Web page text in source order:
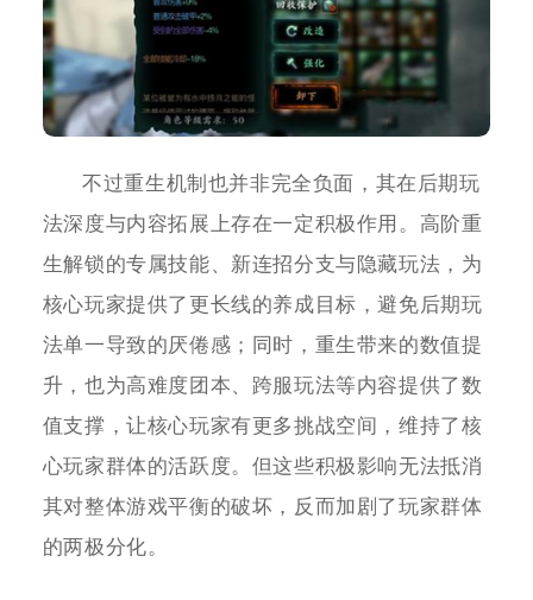
不过重生机制也并非完全负面，其在后期玩
法深度与内容拓展上存在一定积极作用。高阶重
生解锁的专属技能、新连招分支与隐藏玩法，为
核心玩家提供了更长线的养成目标，避免后期玩
法单一导致的厌倦感；同时，重生带来的数值提
升，也为高难度团本、跨服玩法等内容提供了数
值支撑，让核心玩家有更多挑战空间，维持了核
心玩家群体的活跃度。但这些积极影响无法抵消
其对整体游戏平衡的破坏，反而加剧了玩家群体
的两极分化。